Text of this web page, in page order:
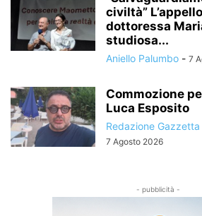
civiltà”
dottoressa
studiosa...
Aniello Palumbo - 7
Commozione
Luca Esposito
Redazione
7 Agosto 2026
- pubblicità -